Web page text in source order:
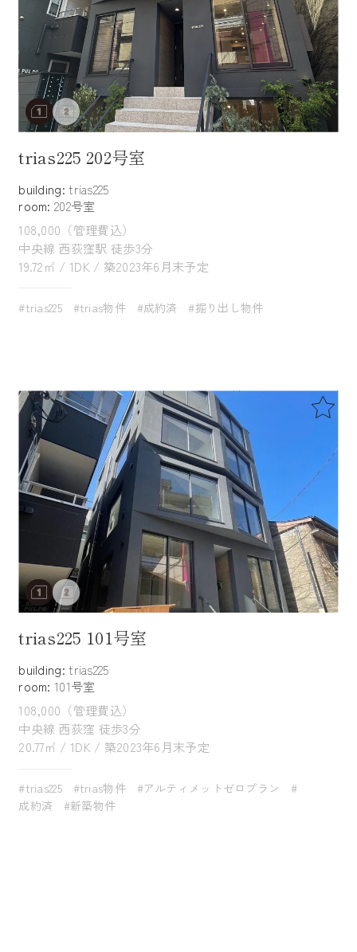
trias225 202号室
building: trias225
room: 202号室
108,000（管理費込）
中央線 西荻窪駅 徒歩3分
19.72㎡ / 1DK / 築2023年6月末予定
#trias225 #trias物件 #成約済 #掘り出し物件
trias225 101号室
building: trias225
room: 101号室
108,000（管理費込）
中央線 西荻窪 徒歩3分
20.77㎡ / 1DK / 築2023年6月末予定
#trias225 #trias物件 #アルティメットゼロプラン
#
成約済
#新築物件